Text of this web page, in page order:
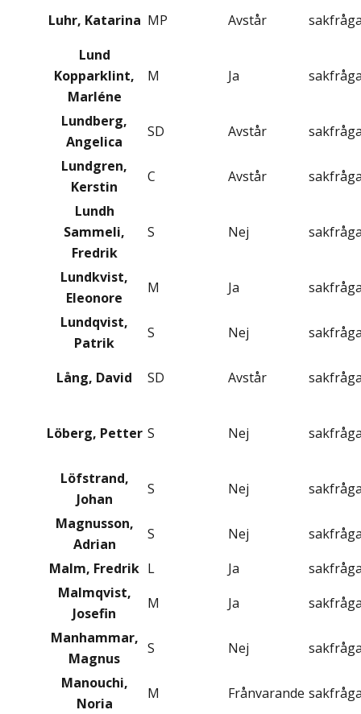
Luhr, Katarina MP Avstår
Lund
Kopparklint,
Marléne
M Ja
Lundberg,
Angelica
SD Avstår
Lundgren,
Kerstin
C Avstår
Lundh
Sammeli,
Fredrik
S Nej
Lundkvist,
Eleonore
M Ja
Lundqvist,
Patrik
S Nej
Lång, David SD Avstår
Löberg, Petter S Nej
Löfstrand,
Johan
S Nej
Magnusson,
Adrian
S Nej
Malm, Fredrik L Ja
Malmqvist,
Josefin
M Ja
Manhammar,
Magnus
S Nej
Manouchi,
Noria
M Frånvarande